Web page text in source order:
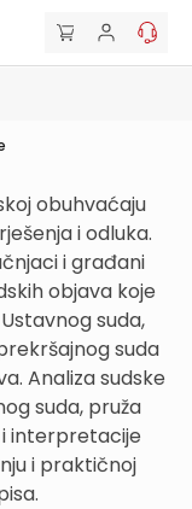
obuhvaćaju
i odluka.
i građani
objava koje
suda,
suda
Analiza sudske
suda, pruža
interpretacije
i praktičnoj